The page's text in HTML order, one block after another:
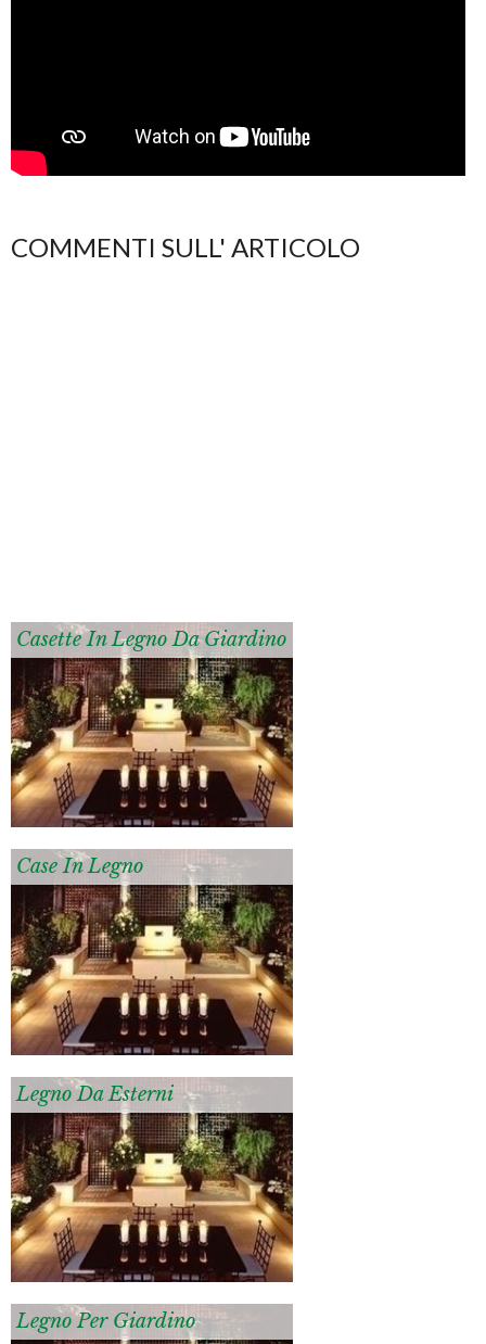
COMMENTI SULL' ARTICOLO
Casette In Legno Da Giardino
Case In Legno
Legno Da Esterni
Legno Per Giardino